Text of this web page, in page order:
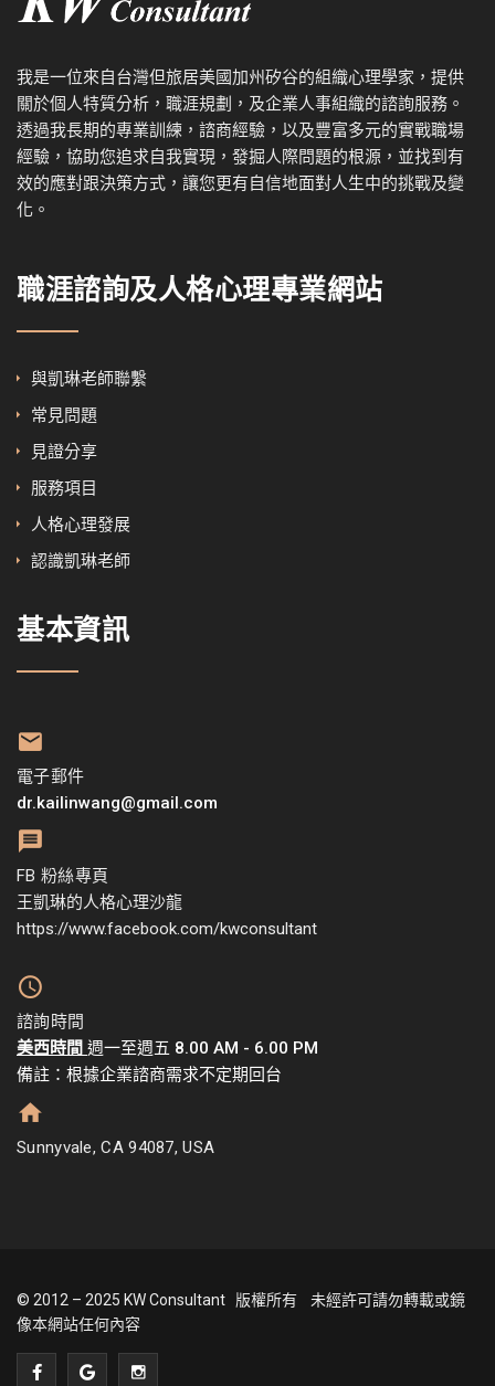
我是一位來自台灣但旅居美國加州矽谷的組織心理學家，提供
關於個人特質分析，職涯規劃，及企業人事組織的諮詢服務。
透過我長期的專業訓練，諮商經驗，以及豐富多元的實戰職場
經驗，協助您追求自我實現，發掘人際問題的根源，並找到有
效的應對跟決策方式，讓您更有自信地面對人生中的挑戰及變
化。
職涯諮詢及人格心理專業網站
與凱琳老師聯繫
常見問題
見證分享
服務項目
人格心理發展
認識凱琳老師
基本資訊
電子郵件
dr.kailinwang@gmail.com
FB 粉絲專頁
王凱琳的人格心理沙龍
https://www.facebook.com/kwconsultant
諮詢時間
美西時間 週一至週五 8.00 AM - 6.00 PM
備註：根據企業諮商需求不定期回台
Sunnyvale, CA 94087, USA
© 2012 – 2025 KW Consultant 版權所有 未經許可請勿轉載或鏡
像本網站任何內容